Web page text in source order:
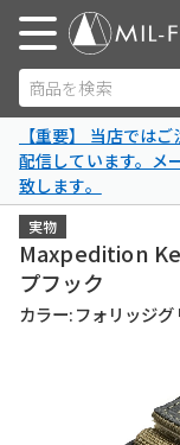
商品を検索
【重要】 当店では
配信しています。メ
致します。
実物
Maxpedition
プフック
カラー:フォリッジグ